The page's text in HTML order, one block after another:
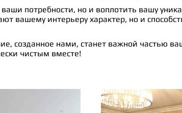
потребности, но и воплотить вашу
интерьеру характер, но и
созданное нами, станет важной частью
чистым вместе!